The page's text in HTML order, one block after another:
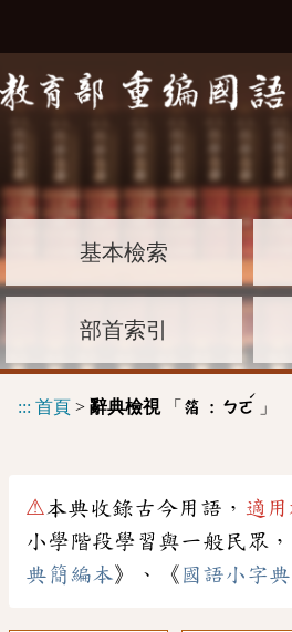
基本檢索
部首索引
::: 首頁 > 辭典檢視「 箔 : ㄅㄛ
ˊ
」
⚠本典收錄古今用語， 適
小學階段學習與一般民眾
典簡編本》、《 國語小字典